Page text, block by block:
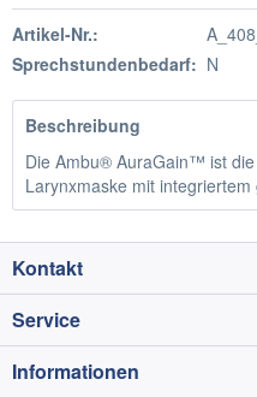
Artikel-Nr.:
Sprechstundenbedarf: N
Beschreibung
Die Ambu® AuraGain™ ist
Larynxmaske mit integriertem
Kontakt
Service
Informationen